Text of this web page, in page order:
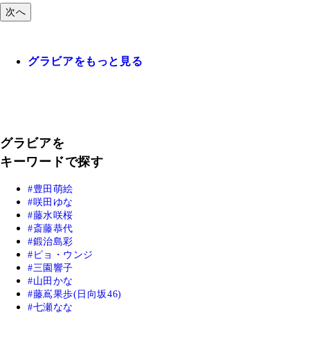
次へ
グラビアをもっと見る
グラビアを
キーワードで探す
豊田萌絵
咲田ゆな
藤水咲桜
斎藤恭代
鍛治島彩
ピョ・ウンジ
三園響子
山田かな
藤嶌果歩(日向坂46)
七瀬なな